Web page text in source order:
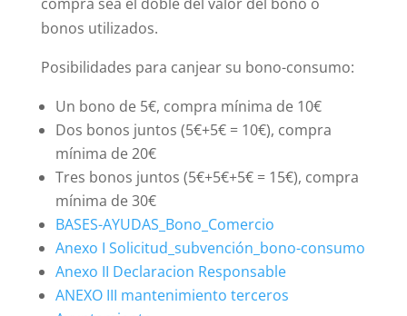
bonos utilizados.
Posibilidades para canjear su bono-consumo:
Un bono de 5€, compra mínima de 10€
Dos bonos juntos (5€+5€ = 10€), compra
mínima de 20€
Tres bonos juntos (5€+5€+5€ = 15€), compra
mínima de 30€
BASES-AYUDAS_Bono_Comercio
Anexo I Solicitud_subvención_bono-consumo
Anexo II Declaracion Responsable
ANEXO III mantenimiento terceros